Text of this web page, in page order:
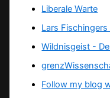
Liberale Warte
Lars Fischingers
Wildnisgeist -
Follow my blog